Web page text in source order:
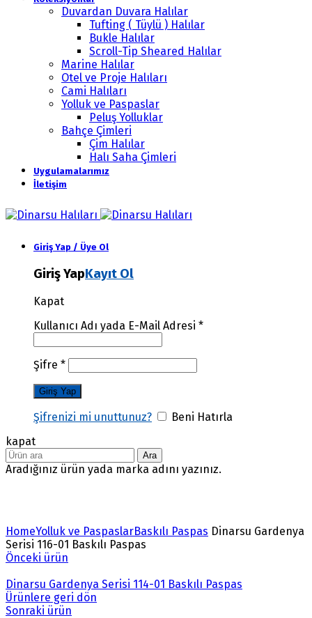
Duvardan Duvara Halılar
Tufting ( Tüylü ) Halılar
Bukle Halılar
Scroll-Tip Sheared Halılar
Marine Halılar
Otel ve Proje Halıları
Cami Halıları
Yolluk ve Paspaslar
Peluş Yolluklar
Bahçe Çimleri
Çim Halılar
Halı Saha Çimleri
Uygulamalarımız
İletişim
Giriş Yap / Üye Ol
Giriş YapKayıt Ol
Kapat
Kullanıcı Adı yada E-Mail Adresi *
Şifre *
Şifrenizi mi unuttunuz?
Beni Hatırla
kapat
Ara
Aradığınız ürün yada marka adını yazınız.
HomeYolluk ve PaspaslarBaskılı Paspas Dinarsu Gardenya
Serisi 116-01 Baskılı Paspas
Önceki ürün
Dinarsu Gardenya Serisi 114-01 Baskılı Paspas
Ürünlere geri dön
Sonraki ürün